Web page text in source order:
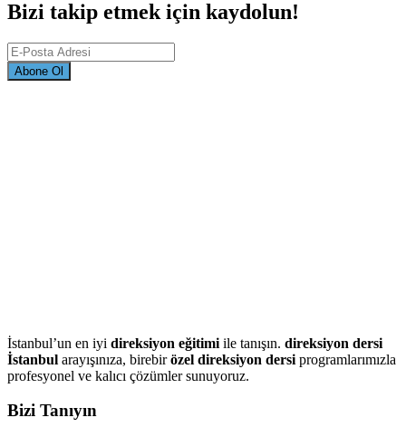
Bizi takip etmek için kaydolun!
Abone Ol
İstanbul’un en iyi direksiyon eğitimi ile tanışın. direksiyon dersi
İstanbul arayışınıza, birebirözel direksiyon dersi programlarımızla
profesyonel ve kalıcı çözümler sunuyoruz.
Bizi Tanıyın